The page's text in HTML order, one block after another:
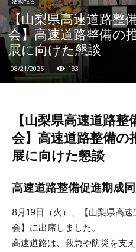
【山梨県高速道路整
会】高速道路整備の
展に向けた懇談
08/21/2025 133
【山梨県高速道路
会】高速道路整備の
展に向けた懇談
高速道路整備促進期成
8月19日（火）、【山梨県高
会】に出席しました。
高速道路は、救急や防災を支